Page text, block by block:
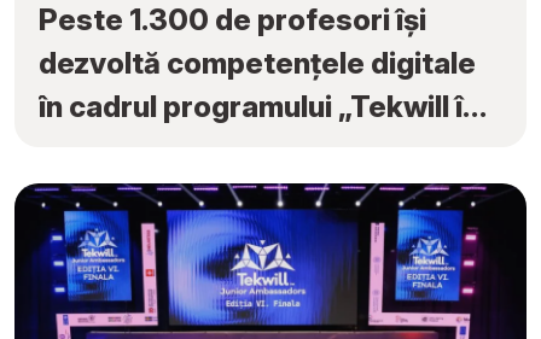
Peste 1.300 de profesori își
dezvoltă competențele digitale
în cadrul programului „Tekwill în